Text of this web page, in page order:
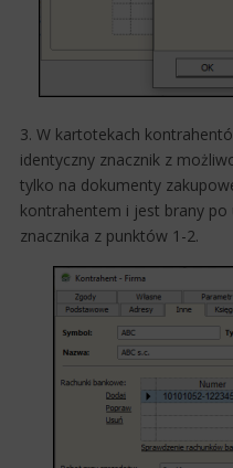
3. W kartotekach
identyczny znacznik z
tylko na dokumenty
kontrahentem i jest brany
znacznika z punktów 1-2.